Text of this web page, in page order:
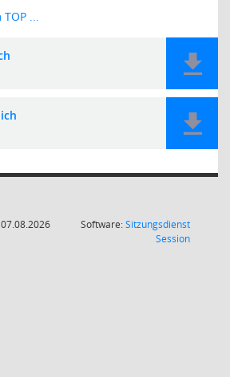
TOP ...
Software:Sitzungsdienst
Session(Wird in